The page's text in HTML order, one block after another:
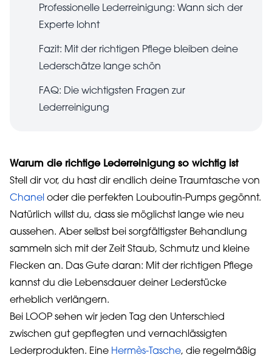
Professionelle Lederreinigung: Wann sich der
Experte lohnt
Fazit: Mit der richtigen Pflege bleiben deine
Lederschätze lange schön
FAQ: Die wichtigsten Fragen zur
Lederreinigung
Warum die richtige Lederreinigung so wichtig ist
Stell dir vor, du hast dir endlich deine Traumtasche von
Chanel oder die perfekten Louboutin-Pumps gegönnt.
Natürlich willst du, dass sie möglichst lange wie neu
aussehen. Aber selbst bei sorgfältigster Behandlung
sammeln sich mit der Zeit Staub, Schmutz und kleine
Flecken an. Das Gute daran: Mit der richtigen Pflege
kannst du die Lebensdauer deiner Lederstücke
erheblich verlängern.
Bei LOOP sehen wir jeden Tag den Unterschied
zwischen gut gepflegten und vernachlässigten
Lederprodukten. Eine Hermès-Tasche, die regelmäßig